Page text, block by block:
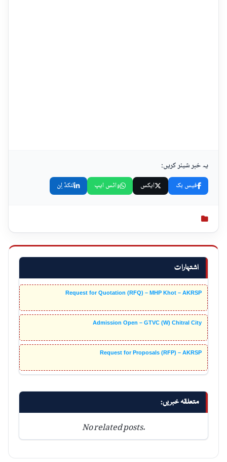
اشتہارات
Request for Quotation (RFQ) – MHP Khot – AKRSP
Admission Open – GTVC (W) Chitral City
Request for Proposals (RFP) – AKRSP
متعلقہ خبریں:
No related posts.
یہ خبر شیئر کریں:
فیس بک ایکس واٹس ایپ لنکڈ اِن